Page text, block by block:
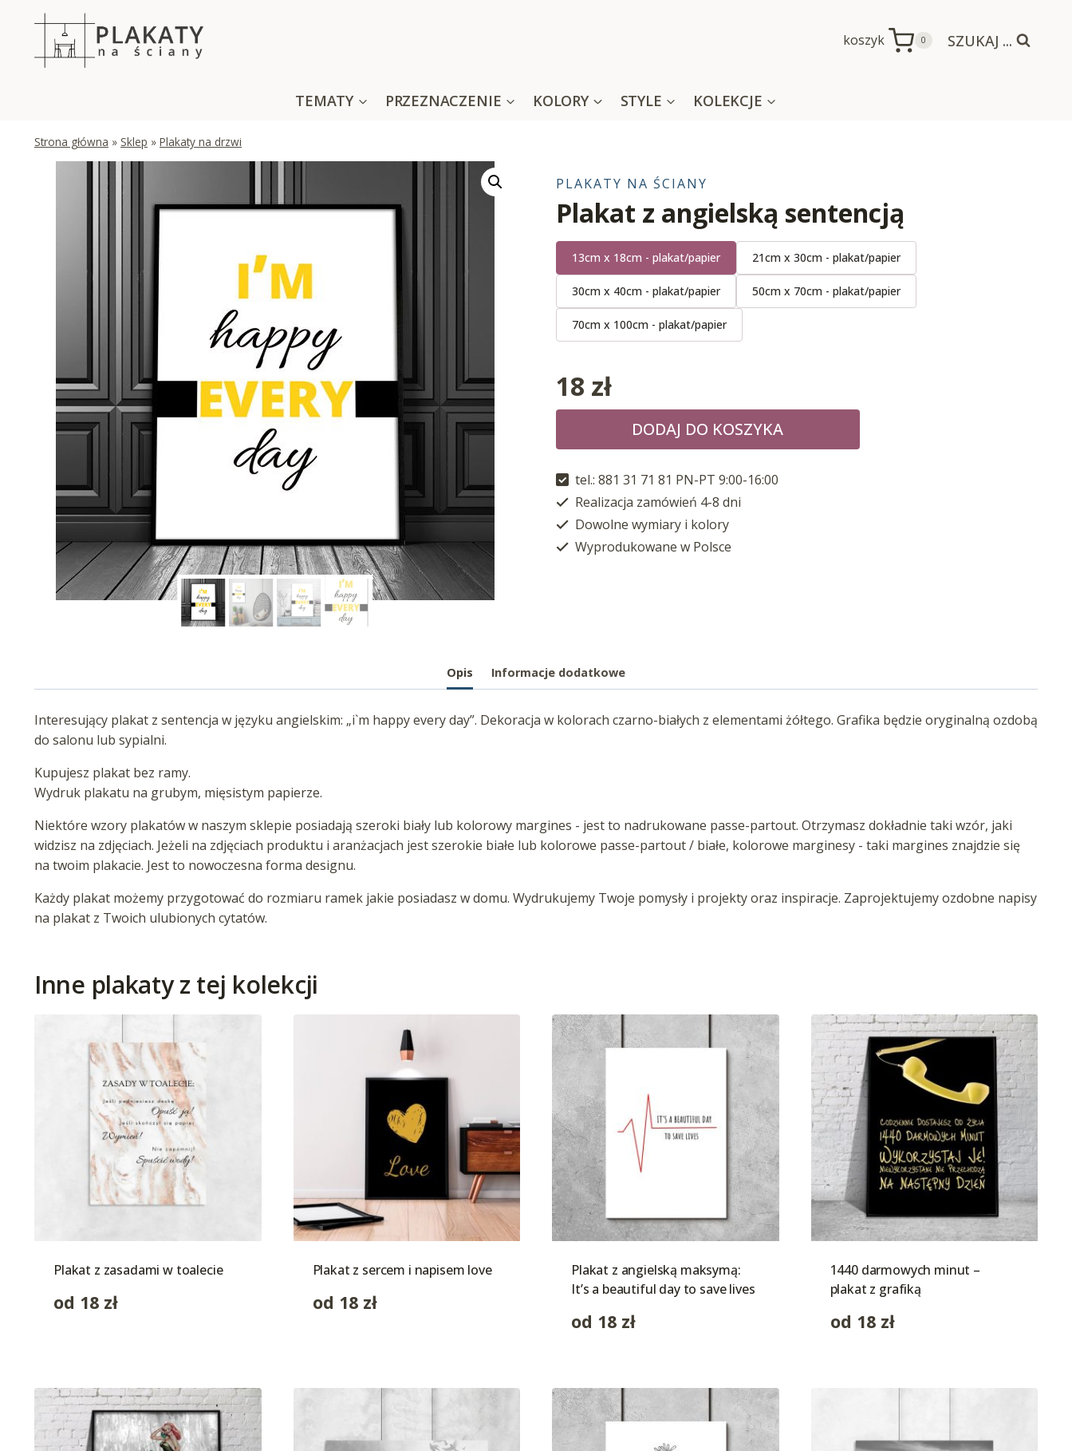
koszyk 0 SZUKAJ ...
TEMATY PRZEZNACZENIE KOLORY STYLE KOLEKCJE
Strona główna » Sklep » Plakaty na drzwi
PLAKATY NA ŚCIANY
Plakat z angielską sentencją
13cm x 18cm - plakat/papier 21cm x 30cm - plakat/papier
30cm x 40cm - plakat/papier 50cm x 70cm - plakat/papier
70cm x 100cm - plakat/papier
18 zł
DODAJ DO KOSZYKA
tel.: 881 31 71 81 PN-PT 9:00-16:00
Realizacja zamówień 4-8 dni
Dowolne wymiary i kolory
Wyprodukowane w Polsce
Opis Informacje dodatkowe
Interesujący plakat z sentencja w języku angielskim: „i`m happy every day”. Dekoracja w kolorach czarno-białych z elementami żółtego. Grafika będzie oryginalną ozdobą
do salonu lub sypialni.
Kupujesz plakat bez ramy.
Wydruk plakatu na grubym, mięsistym papierze.
Niektóre wzory plakatów w naszym sklepie posiadają szeroki biały lub kolorowy margines - jest to nadrukowane passe-partout. Otrzymasz dokładnie taki wzór, jaki
widzisz na zdjęciach. Jeżeli na zdjęciach produktu i aranżacjach jest szerokie białe lub kolorowe passe-partout / białe, kolorowe marginesy - taki margines znajdzie się
na twoim plakacie. Jest to nowoczesna forma designu.
Każdy plakat możemy przygotować do rozmiaru ramek jakie posiadasz w domu. Wydrukujemy Twoje pomysły i projekty oraz inspiracje. Zaprojektujemy ozdobne napisy
na plakat z Twoich ulubionych cytatów.
Inne plakaty z tej kolekcji
Plakat z zasadami w toalecie
od 18 zł
Plakat z sercem i napisem love
od 18 zł
Plakat z angielską maksymą:
It’s a beautiful day to save lives
od 18 zł
1440 darmowych minut –
plakat z grafiką
od 18 zł